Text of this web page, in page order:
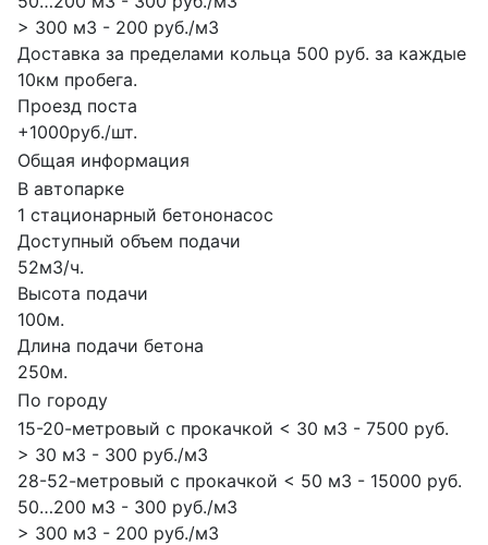
> 300 м3 - 200 руб./м3
Доставка за пределами кольца 500 руб. за каждые
10км пробега.
Проезд поста
+1000руб./шт.
Общая информация
В автопарке
1 стационарный бетононасос
Доступный объем подачи
52м3/ч.
Высота подачи
100м.
Длина подачи бетона
250м.
По городу
15-20-метровый с прокачкой < 30 м3 - 7500 руб.
> 30 м3 - 300 руб./м3
28-52-метровый с прокачкой < 50 м3 - 15000 руб.
50…200 м3 - 300 руб./м3
> 300 м3 - 200 руб./м3